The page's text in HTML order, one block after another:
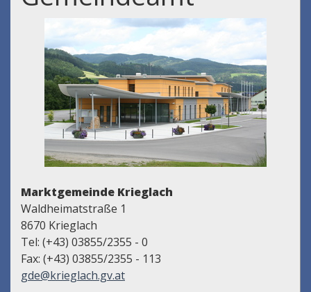
Marktgemeinde Krieglach
Waldheimatstraße 1
8670 Krieglach
Tel: (+43) 03855/2355 - 0
Fax: (+43) 03855/2355 - 113
gde@krieglach.gv.at